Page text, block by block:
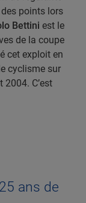
points lors
Bettini est le
de la coupe
cet exploit en
cyclisme sur
C’est
ans de